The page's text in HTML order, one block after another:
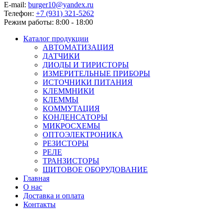
E-mail: burger10@yandex.ru
Телефон: +7 (931) 321-5262
Режим работы: 8:00 - 18:00
Каталог продукции
АВТОМАТИЗАЦИЯ
ДАТЧИКИ
ДИОДЫ И ТИРИСТОРЫ
ИЗМЕРИТЕЛЬНЫЕ ПРИБОРЫ
ИСТОЧНИКИ ПИТАНИЯ
КЛЕММНИКИ
КЛЕММЫ
КОММУТАЦИЯ
КОНДЕНСАТОРЫ
МИКРОСХЕМЫ
ОПТОЭЛЕКТРОНИКА
РЕЗИСТОРЫ
РЕЛЕ
ТРАНЗИСТОРЫ
ЩИТОВОЕ ОБОРУДОВАНИЕ
Главная
О нас
Доставка и оплата
Контакты